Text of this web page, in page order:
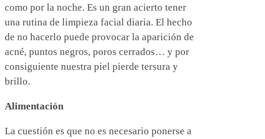
como por la noche. Es un gran acierto tener
una rutina de limpieza facial diaria. El hecho
de no hacerlo puede provocar la aparición de
acné, puntos negros, poros cerrados… y por
consiguiente nuestra piel pierde tersura y
brillo.
Alimentación
La cuestión es que no es necesario ponerse a